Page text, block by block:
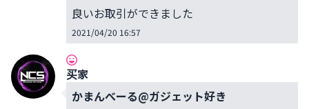
良いお取引ができました
2021/04/20 16:57
买家
かまんべーる@ガジェット好き